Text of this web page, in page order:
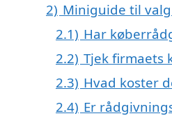
2) Miniguide til
2.1) Har
2.2) Tjek firmaets
2.3) Hvad koster
2.4) Er